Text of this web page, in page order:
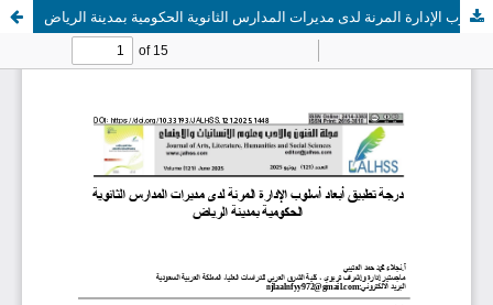
درجة تطبيق أبعاد أسلوب الإدارة المرنة لدى مديرات المدارس الثانوية الحكومية بمدينة الرياض